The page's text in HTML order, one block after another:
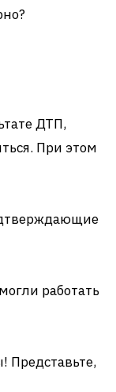
ДТП,
При этом
работать
Представьте,